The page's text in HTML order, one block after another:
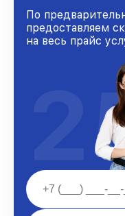
По
предоставляем
на весь прайс